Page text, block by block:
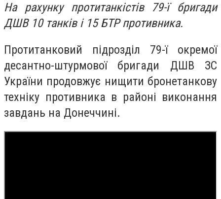
На рахунку протитанкістів 79-ї бригади
ДШВ 10 танків і 15 БТР противника.
Протитанковий підрозділ 79-ї окремої
десантно-штурмової бригади ДШВ ЗС
України продовжує нищити бронетанкову
техніку противника в районі виконання
завдань на Донеччині.